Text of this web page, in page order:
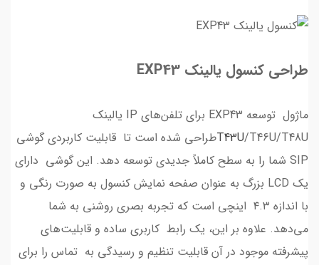
طراحی کنسول یالینک EXP43
ماژول توسعه EXP43 برای تلفن‌های IP یالینک
T43U/T46U/T48Uطراحی شده ‌است تا قابلیت کاربردی گوشی
SIP شما را به سطح کاملاً جدیدی توسعه دهد. این گوشی دارای
یک LCD بزرگ به عنوان صفحه نمایش کنسول به صورت رنگی و
با اندازه ۴.۳ اینچی است که تجربه بصری روشنی به شما
می‌دهد. علاوه بر این، یک رابط کاربری ساده و قابلیت‌های
پیشرفته موجود در آن قابلیت تنظیم و رسیدگی به تماس را برای